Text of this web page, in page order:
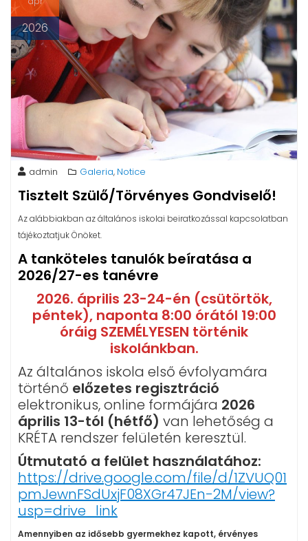
2026
admin Galeria, Notice
Tisztelt Szülő/Törvényes Gondviselő!
Az alábbiakban az általános iskolai beiratkozással kapcsolatban
tájékoztatjuk Önöket.
A tanköteles tanulók beíratása a
2026/27-es tanévre
2026. április 23-24-én (csütörtök,
péntek), naponta 8:00 órától 19:00
óráig SZEMÉLYESEN történik
iskolánkban.
Az általános iskola első évfolyamára
történő előzetes regisztráció
elektronikus, online formájára 2026
április 13-tól (hétfő) van lehetőség a
KRÉTA rendszer felületén keresztül.
Útmutató a felület használatához:
https://drive.google.com/file/d/1ZVUQ01
pmJewnFSdUxjF08XGr47JEn-2M/view?
usp=drive_link
Amennyiben az idősebb gyermekhez kapott, érvényes